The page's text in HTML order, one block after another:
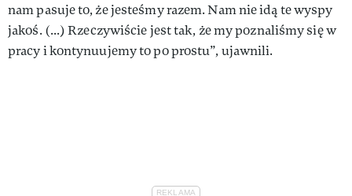
nam pasuje to, że jesteśmy razem. Nam nie idą te wyspy
jakoś. (...) Rzeczywiście jest tak, że my poznaliśmy się w
pracy i kontynuujemy to po prostu”, ujawnili.